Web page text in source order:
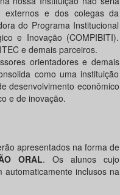
externos e dos colegas da
do Programa Institucional
e Inovação (COMPIBITI).
e demais parceiros.
orientadores e demais
como uma instituição
desenvolvimento econômico
e de inovação.
apresentados na forma de
ORAL. Os alunos cujo
inclusos na